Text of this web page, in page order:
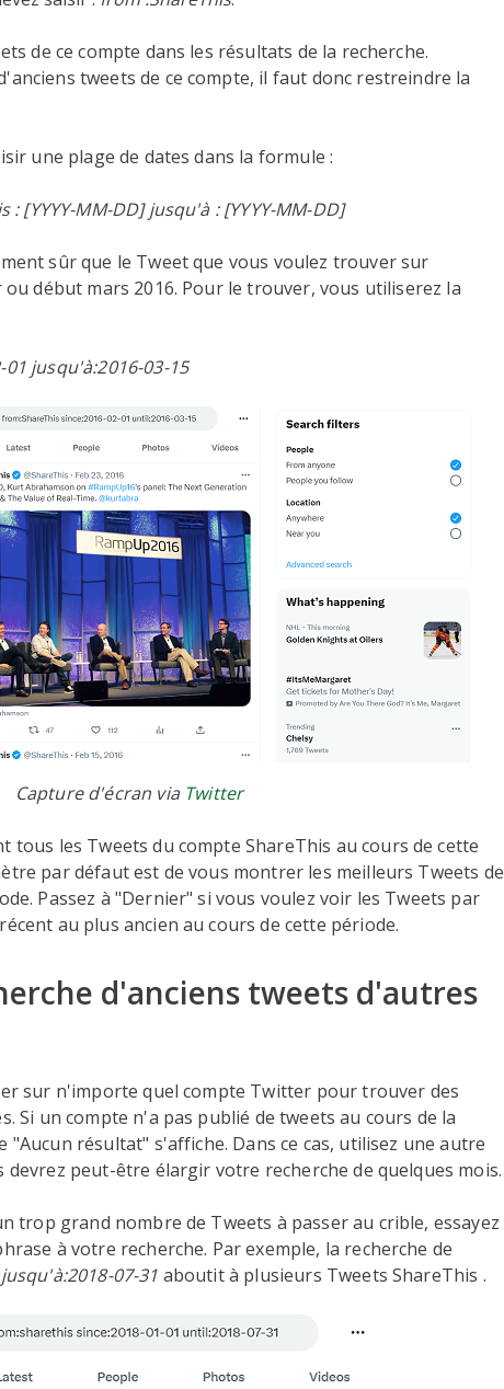
de ce compte dans les résultats de la recherche.
tweets de ce compte, il faut donc restreindre la
une plage de dates dans la formule :
[YYYY-MM-DD] jusqu'à : [YYYY-MM-DD]
sûr que le Tweet que vous voulez trouver sur
début mars 2016. Pour le trouver, vous utiliserez la
jusqu'à:2016-03-15
Capture d'écran via Twitter
tous les Tweets du compte ShareThis au cours de cette
par défaut est de vous montrer les meilleurs Tweets de
Passez à "Dernier" si vous voulez voir les Tweets par
au plus ancien au cours de cette période.
d'anciens tweets d'autres
sur n'importe quel compte Twitter pour trouver des
Si un compte n'a pas publié de tweets au cours de la
"Aucun résultat" s'affiche. Dans ce cas, utilisez une autre
devrez peut-être élargir votre recherche de quelques mois.
trop grand nombre de Tweets à passer au crible, essayez
à votre recherche. Par exemple, la recherche de
07-31 aboutit à plusieurs Tweets ShareThis .